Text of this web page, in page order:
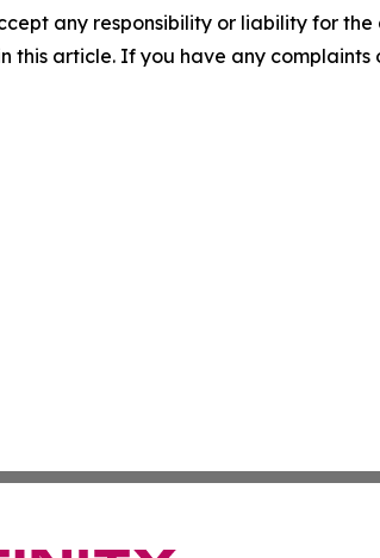
any responsibility or liability for
article. If you have any complaints